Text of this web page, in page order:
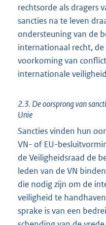
rechtsorde als dragers
sancties na te leven
ondersteuning van de
internationaal recht,
voorkoming van
internationale
2.3. De oorsprong van
Unie
Sancties vinden hun
VN- of EU-
de Veiligheidsraad de
leden van de VN
die nodig zijn om de
veiligheid te
sprake is van een